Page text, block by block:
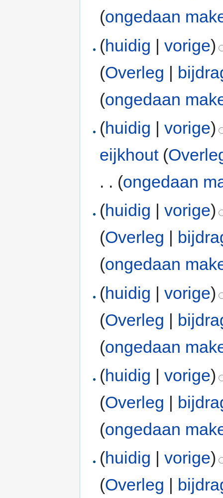
(ongedaan
(huidig |vorige)
(Overleg |
(ongedaan
(huidig |vorige)
eijkhout (
. . (ongedaan
(huidig |vorige)
(Overleg |
(ongedaan
(huidig |vorige)
(Overleg |
(ongedaan
(huidig |vorige)
(Overleg |
(ongedaan
(huidig |vorige)
(Overleg